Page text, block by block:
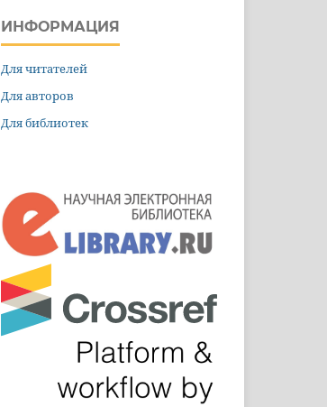
ИНФОРМАЦИЯ
Для читателей
Для авторов
Для библиотек